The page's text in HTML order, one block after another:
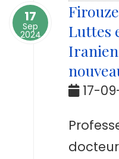
17
Sep
2024
Luttes
17-